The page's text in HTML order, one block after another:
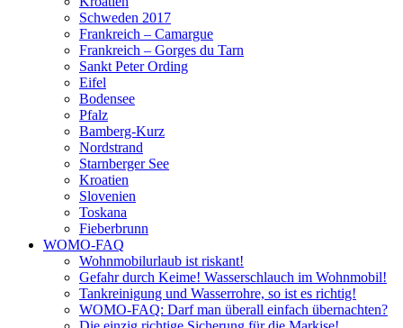
Schweden 2017
Frankreich – Camargue
Frankreich – Gorges du Tarn
Sankt Peter Ording
Eifel
Bodensee
Pfalz
Bamberg-Kurz
Nordstrand
Starnberger See
Kroatien
Slovenien
Toskana
Fieberbrunn
WOMO-FAQ
Wohnmobilurlaub ist riskant!
Gefahr durch Keime! Wasserschlauch im Wohnmobil!
Tankreinigung und Wasserrohre, so ist es richtig!
WOMO-FAQ: Darf man überall einfach übernachten?